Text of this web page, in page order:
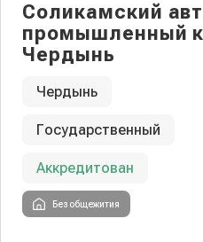
Соликамский
промышленный
Чердынь
Чердынь
Государственный
Аккредитован
Без общежития